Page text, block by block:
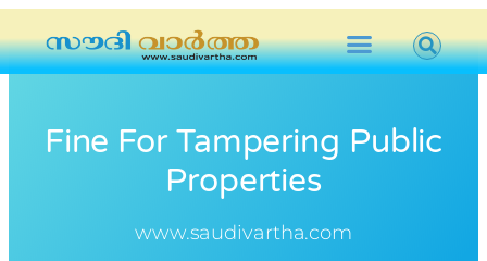
Fine For Tampering Public
Properties
www.saudivartha.com